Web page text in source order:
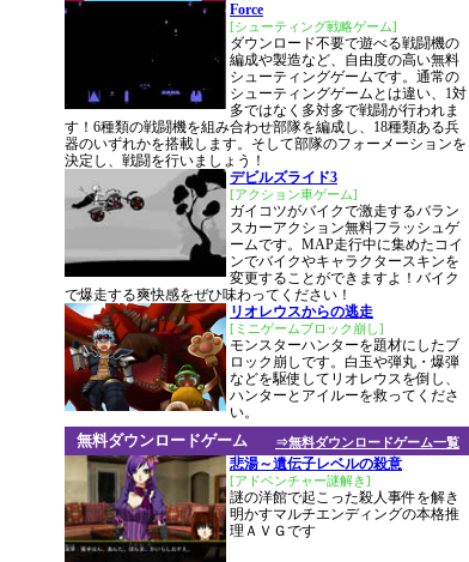
Force
[シューティング戦略ゲーム]
ダウンロード不要で遊べる戦闘機の
編成や製造など、自由度の高い無料
シューティングゲームです。通常の
シューティングゲームとは違い、1対
多ではなく多対多で戦闘が行われま
す！6種類の戦闘機を組み合わせ部隊を編成し、18種類ある兵
器のいずれかを搭載します。そして部隊のフォーメーションを
決定し、戦闘を行いましょう！
デビルズライド3
[アクション車ゲーム]
ガイコツがバイクで激走するバラン
スカーアクション無料フラッシュゲ
ームです。MAP走行中に集めたコイ
ンでバイクやキャラクタースキンを
変更することができますよ！バイク
で爆走する爽快感をぜひ味わってください！
リオレウスからの逃走
[ミニゲームブロック崩し]
モンスターハンターを題材にしたブ
ロック崩しです。白玉や弾丸・爆弾
などを駆使してリオレウスを倒し、
ハンターとアイルーを救ってくださ
い。
⇒無料ダウンロードゲーム一覧
無料ダウンロードゲーム
悲湯～遺伝子レベルの殺意
[アドベンチャー謎解き]
謎の洋館で起こった殺人事件を解き
明かすマルチエンディングの本格推
理ＡＶＧです